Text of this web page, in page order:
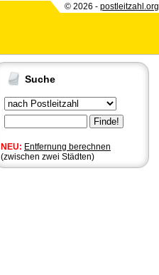
© 2026 - postleitzahl.org
Suche
NEU: Entfernung berechnen
(zwischen zwei Städten)